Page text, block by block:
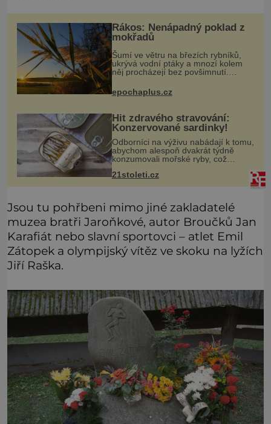
Rákos: Nenápadný poklad z
mokřadů
Šumí ve větru na březích rybníků,
ukrývá vodní ptáky a mnozí kolem
něj procházejí bez povšimnutí.
Přesto právě rákos pomáhal stavět
domy, vyrábět lodě, zapisovat první
texty a inspiroval řadu pověstí.
epochaplus.cz
Hit zdravého stravování:
Konzervované sardinky!
Odborníci na výživu nabádají k tomu,
abychom alespoň dvakrát týdně
konzumovali mořské ryby, což
ovšem může být zatěžující pro
peněženku. Dobrou zprávou je, že
21stoleti.cz
Jsou tu pohřbeni mimo jiné zakladatelé
muzea bratři Jaroňkové, autor Broučků Jan
Karafiát nebo slavní sportovci – atlet Emil
Zátopek a olympijský vítěz ve skoku na lyžích
Jiří Raška.